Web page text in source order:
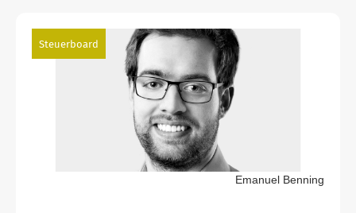
Steuerboard
Emanuel Benning